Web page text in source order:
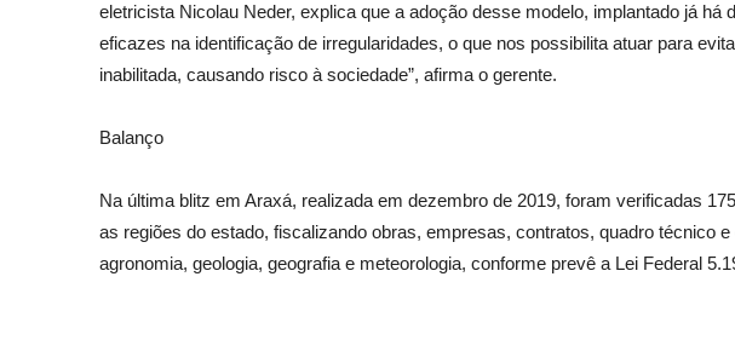
eletricista Nicolau Neder, explica que a adoção desse modelo, implantado já
eficazes na identificação de irregularidades, o que nos possibilita atuar para
inabilitada, causando risco à sociedade”, afirma o gerente.
Balanço
Na última blitz em Araxá, realizada em dezembro de 2019, foram verificadas
as regiões do estado, fiscalizando obras, empresas, contratos, quadro técnico
agronomia, geologia, geografia e meteorologia, conforme prevê a Lei Federal